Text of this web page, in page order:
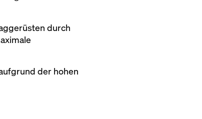
durch
der hohen